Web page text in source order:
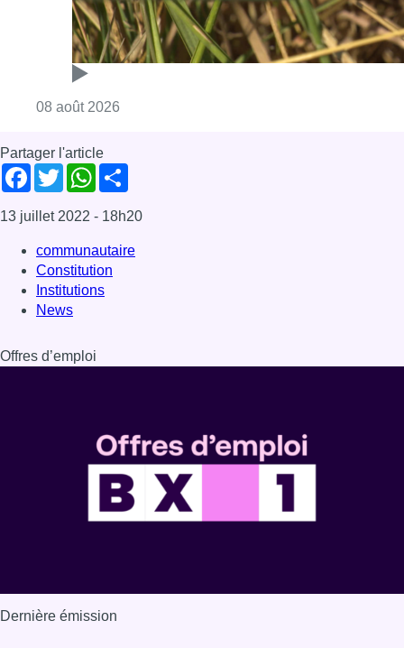
communautaire
Constitution
Institutions
News
Offres d’emploi